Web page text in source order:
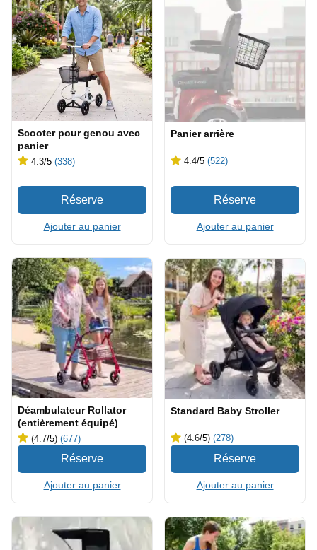
Scooter pour genou avec
panier
4.3/5 (338)
Ajouter au panier
Panier arrière
4.4/5 (522)
Ajouter au panier
Déambulateur Rollator
(entièrement équipé)
(4.7/5) (677)
Ajouter au panier
Standard Baby Stroller
(4.6/5) (278)
Ajouter au panier